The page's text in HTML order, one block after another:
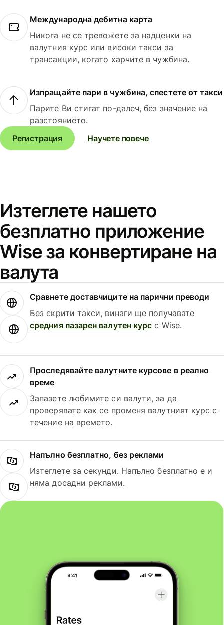
Международна дебитна карта
Никога не се тревожете за надценки на
валутния курс или високи такси за
трансакции, когато харчите в чужбина.
Изпращайте пари в чужбина, спестете от такси
Парите Ви стигат по-далеч, без значение на
разстоянието.
Регистрация
Научете повече
Изтеглете нашето
безплатно приложение
Wise за конвертиране на
валута
Сравнете доставчиците на парични преводи
Без скрити такси, винаги ще получавате
средния пазарен валутен курс с Wise.
Проследявайте валутните курсове в реално
време
Запазете любимите си валути, за да
проверявате как се променя валутният курс с
течение на времето.
Напълно безплатно, без реклами
Изтеглете за секунди. Напълно безплатно е и
няма досадни реклами.